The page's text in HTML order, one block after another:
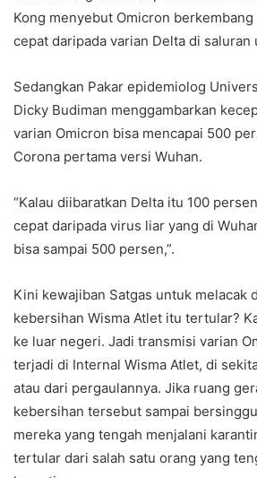
Kong menyebut Omicron
cepat daripada varian Delta di saluran
Sedangkan Pakar epidemiolog
Dicky Budiman menggambarkan
varian Omicron bisa mencapai 500
Corona pertama versi Wuhan.
“Kalau diibaratkan Delta itu 100
cepat daripada virus liar yang di
bisa sampai 500 persen,”.
Kini kewajiban Satgas untuk melacak
kebersihan Wisma Atlet itu tertular?
ke luar negeri. Jadi transmisi varian
terjadi di Internal Wisma Atlet, di
atau dari pergaulannya. Jika ruang
kebersihan tersebut sampai
mereka yang tengah menjalani
tertular dari salah satu orang yang